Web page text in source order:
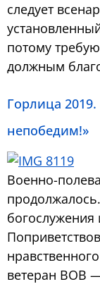
следует
потому
должным
Горлица
непобедим!»
Военно-
богослужения
ветеран ВОВ